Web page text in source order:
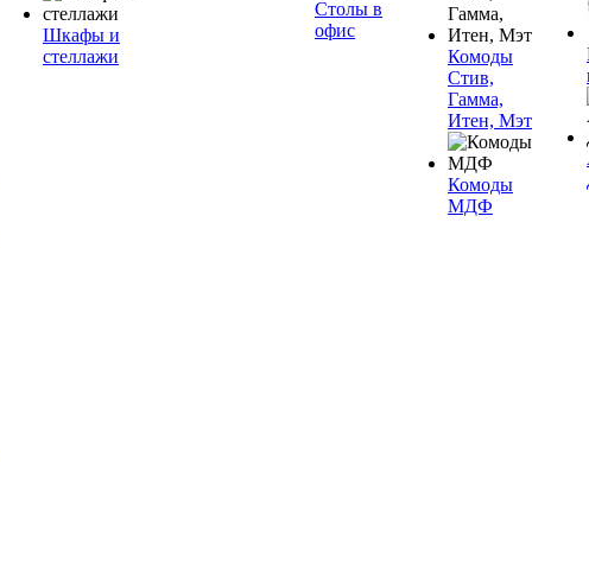
Шкафы и
стеллажи
Столы в
офис
Комоды
Стив,
Гамма,
Итен, Мэт
Комоды
МДФ